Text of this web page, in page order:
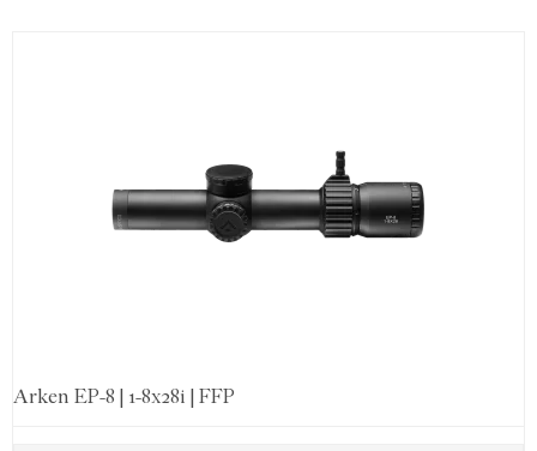
Arken EP-8 | 1-8x28i | FFP